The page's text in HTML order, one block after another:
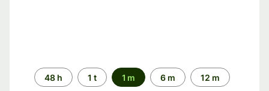
Time
period
48 h 1 t 1 m 6 m 12 m